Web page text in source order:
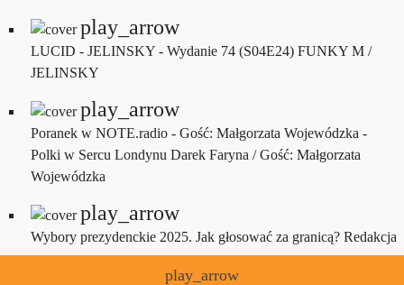
play_arrow
LUCID - JELINSKY - Wydanie 74 (S04E24) FUNKY M /
JELINSKY
play_arrow
Poranek w NOTE.radio - Gość: Małgorzata Wojewódzka -
Polki w Sercu Londynu Darek Faryna / Gość: Małgorzata
Wojewódzka
play_arrow
Wybory prezydenckie 2025. Jak głosować za granicą? Redakcja
play_arrow